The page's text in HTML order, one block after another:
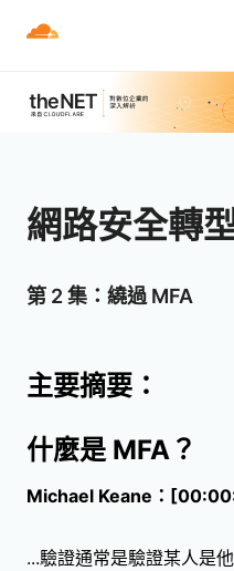
網路安全轉
第 2 集：繞過 MFA
主要摘要：
什麼是 MFA？
Michael Keane：
...驗證通常是驗證某人是